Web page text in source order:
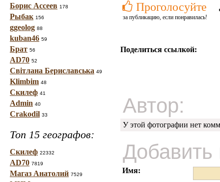
Борис Ассеев 178
Рыбак 156
ggeolog 88
kuban46 59
Брат 56
AD70 52
Світлана Бериславська 49
Klimbim 48
Скилеф 41
Admin 40
Crakodil 33
Топ 15 географов:
Скилеф 22332
AD70 7819
Магаз Анатолий 7529
Проголосуйте
за публикацию, если понравилась!
Поделиться ссылкой:
Автор:
У этой фотографии нет
Имя: